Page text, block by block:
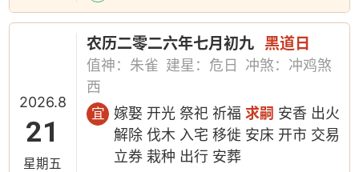
2026.8
21
星期五
农历二零二六年七月初九 黑道日
值神：朱雀 建星：危日
冲煞：冲鸡煞
西
宜 嫁娶 开光 祭祀 祈福求嗣 安香 出火
解除 伐木 入宅 移徙 安床 开市 交易
立券 栽种 出行 安葬